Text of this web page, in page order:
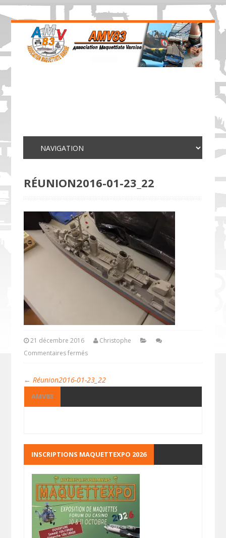
RÉUNION2016-01-23_22
21 décembre 2016
Christophe
Commentaires fermés
← Réunion2016-01-23_22
AMV83
INSCRIPTIONS MAQUETTEXPO 2026